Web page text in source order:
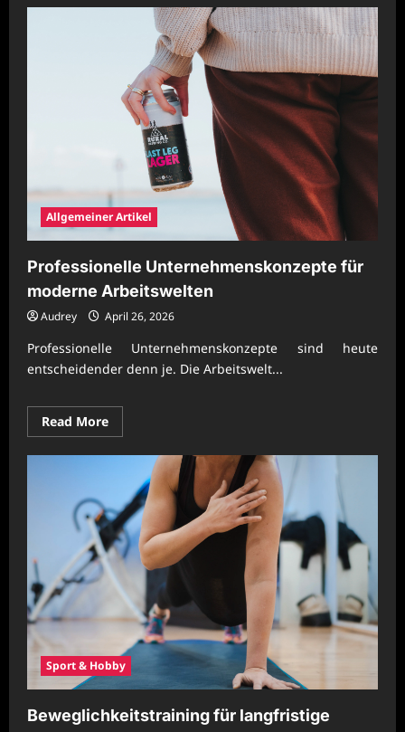
Wirtschaftliche
Unternehmensführung
moderner
Ausrichtung
Allgemeiner Artikel
Professionelle Unternehmenskonzepte für
moderne Arbeitswelten
Audrey April 26, 2026
Professionelle Unternehmenskonzepte sind heute
entscheidender denn je. Die Arbeitswelt...
Read MoreRead
more
Professionelle
Unternehmenskonzepte
moderne
Arbeitswelten
Sport & Hobby
Beweglichkeitstraining für langfristige